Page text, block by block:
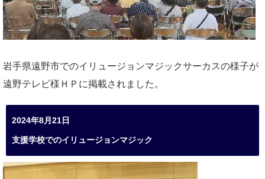
岩手県遠野市でのイリュージョンマジックサーカスの様子が
遠野テレビ様ＨＰに掲載されました。
2024年8月21日
支援学校でのイリュージョンマジック